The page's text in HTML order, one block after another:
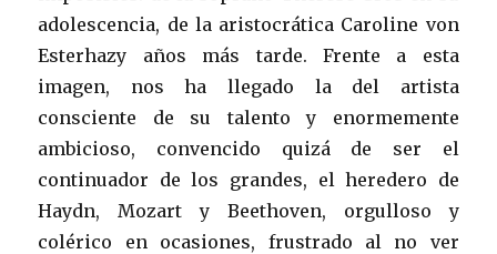
adolescencia, de la aristocrática Caroline von
Esterhazy años más tarde. Frente a esta
imagen, nos ha llegado la del artista
consciente de su talento y enormemente
ambicioso, convencido quizá de ser el
continuador de los grandes, el heredero de
Haydn, Mozart y Beethoven, orgulloso y
colérico en ocasiones, frustrado al no ver